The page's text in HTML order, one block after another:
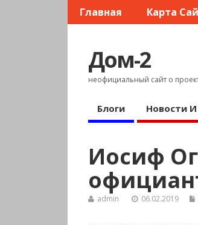
Главная Карта
Дом-2
неофициальный сайт о
Блоги Новости
Иосиф
admin 06.02.2019